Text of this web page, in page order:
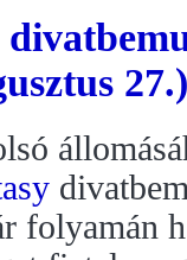
27.)
folyamán